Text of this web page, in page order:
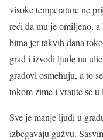
visoke temperature ne
reći da mu je omiljeno,
bitna jer takvih dana
grad i izvodi ljude na
gradovi osmehuju, a to
tokom zime i vratite se u
Sve je manje ljudi u
izbegavaju gužvu.